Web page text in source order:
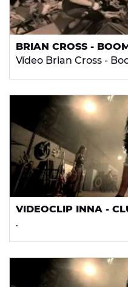
BRIAN CROSS -
Vídeo Brian Cross -
VIDEOCLIP INNA -
.